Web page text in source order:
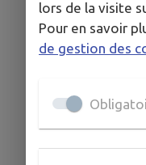
lors de la visite
Pour en savoir
de gestion des